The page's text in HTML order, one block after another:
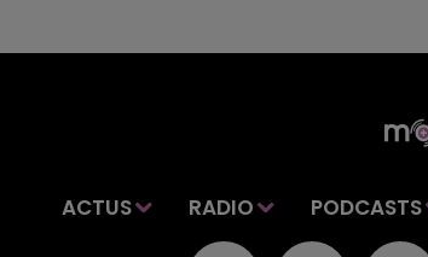
ACTUS RADIO PODCASTS